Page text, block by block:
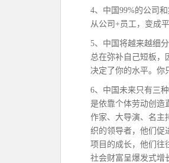
4、中国99%的公司
从公司+员工，变成平
5、中国将越来越细
总在弥补自己短板，
决定了你的水平。你
6、中国未来只有三
是依靠个体劳动创造
作家、大导演、名主
织的领导者，他们促
项目的成长，他们往
社会财富呈爆发式增